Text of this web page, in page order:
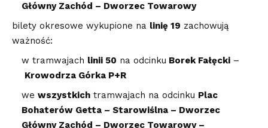
Główny Zachód – Dworzec Towarowy
bilety okresowe wykupione na linię 19 zachowują
ważność:
w tramwajach linii 50 na odcinku Borek Fałęcki –
Krowodrza Górka P+R
we wszystkich tramwajach na odcinku Plac
Bohaterów Getta – Starowiślna – Dworzec
Główny Zachód – Dworzec Towarowy –